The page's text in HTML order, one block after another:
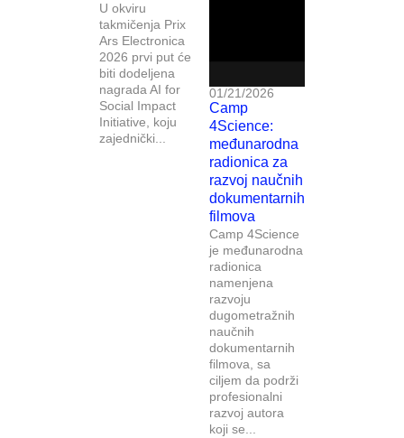
U okviru
takmičenja Prix
Ars Electronica
2026 prvi put će
biti dodeljena
nagrada AI for
Social Impact
Initiative, koju
zajednički...
01/21/2026
Camp
4Science:
međunarodna
radionica za
razvoj naučnih
dokumentarnih
filmova
Camp 4Science
je međunarodna
radionica
namenjena
razvoju
dugometražnih
naučnih
dokumentarnih
filmova, sa
ciljem da podrži
profesionalni
razvoj autora
koji se...